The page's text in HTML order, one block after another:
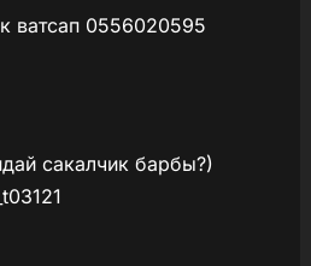
ватсап 0556020595
сакалчик барбы?)